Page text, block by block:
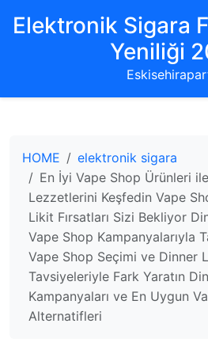
Elektronik Sigara
Yeniliği
HOME
elektronik sigara
En İyi Vape Shop Ürünleri
Lezzetlerini Keşfedin Vape
Likit Fırsatları Sizi Bekliyor
Vape Shop Kampanyalarıyla
Vape Shop Seçimi ve Dinner
Tavsiyeleriyle Fark Yaratın
Kampanyaları ve En Uygun
Alternatifleri